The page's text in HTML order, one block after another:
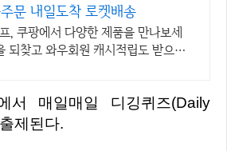
문 내일도착 로켓배송
, 쿠팡에서 다양한 제품을 만나보세
되찾고 와우회원 캐시적립도 받으세
제된다.